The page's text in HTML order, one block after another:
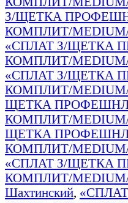
З/ЩЕТКА
КОМПЛИТ/MEDIUM/
«СПЛАТ З/ЩЕТКА
КОМПЛИТ/MEDIUM/
«СПЛАТ З/ЩЕТКА
КОМПЛИТ/MEDIUM/
ЩЕТКА ПРОФЕШНЛ
КОМПЛИТ/MEDIUM/
ЩЕТКА ПРОФЕШНЛ
КОМПЛИТ/MEDIUM/
«СПЛАТ З/ЩЕТКА
КОМПЛИТ/MEDIUM/
Шахтинский,